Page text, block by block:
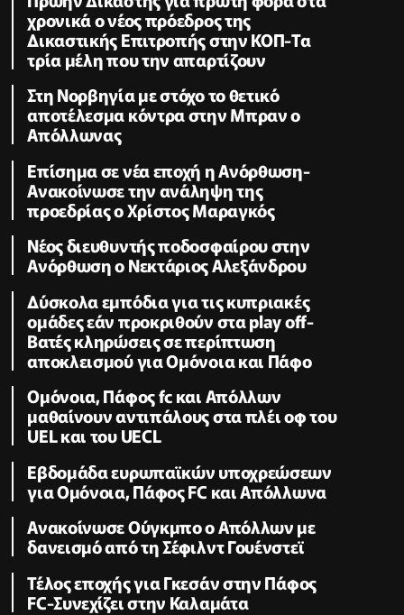
χρονικά ο νέος πρόεδρος της
Δικαστικής Επιτροπής στην ΚΟΠ-Τα
τρία μέλη που την απαρτίζουν
Στη Νορβηγία με στόχο το θετικό
αποτέλεσμα κόντρα στην Μπραν ο
Απόλλωνας
Επίσημα σε νέα εποχή η Ανόρθωση-
Ανακοίνωσε την ανάληψη της
προεδρίας ο Χρίστος Μαραγκός
Νέος διευθυντής ποδοσφαίρου στην
Ανόρθωση ο Νεκτάριος Αλεξάνδρου
Δύσκολα εμπόδια για τις κυπριακές
ομάδες εάν προκριθούν στα play off-
Βατές κληρώσεις σε περίπτωση
αποκλεισμού για Ομόνοια και Πάφο
Ομόνοια, Πάφος fc και Απόλλων
μαθαίνουν αντιπάλους στα πλέι οφ του
UEL και του UECL
Εβδομάδα ευρωπαϊκών υποχρεώσεων
για Ομόνοια, Πάφος FC και Απόλλωνα
Ανακοίνωσε Ούγκμπο ο Απόλλων με
δανεισμό από τη Σέφιλντ Γουένστεϊ
Τέλος εποχής για Γκεσάν στην Πάφος
FC-Συνεχίζει στην Καλαμάτα